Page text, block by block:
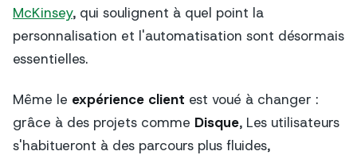
McKinsey, qui soulignent à quel point la
personnalisation et l'automatisation sont désormais
essentielles.
Même le expérience client est voué à changer :
grâce à des projets comme Disque, Les utilisateurs
s'habitueront à des parcours plus fluides,